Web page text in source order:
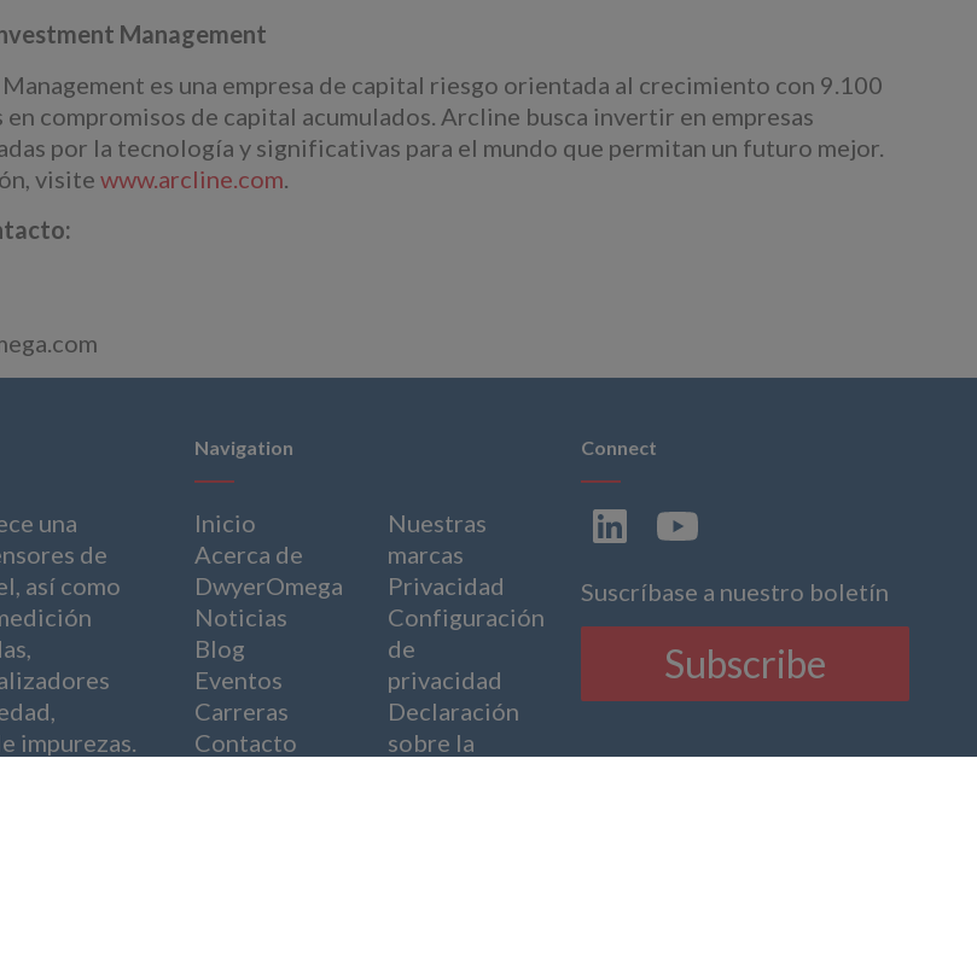
Management
es una empresa de capital riesgo orientada al crecimiento con 9.100
compromisos de capital acumulados. Arcline busca invertir en empresas
por la tecnología y significativas para el mundo que permitan un futuro mejor.
visite www.arcline.com.
una
de
así como
impurezas.
Navigation
Inicio
Acerca de
DwyerOmega
Noticias
Blog
Eventos
Carreras
Contacto
Nuestras
marcas
Privacidad
Configuración
de
privacidad
Declaración
sobre la
Connect
Suscríbase a nuestro boletín
Subscribe